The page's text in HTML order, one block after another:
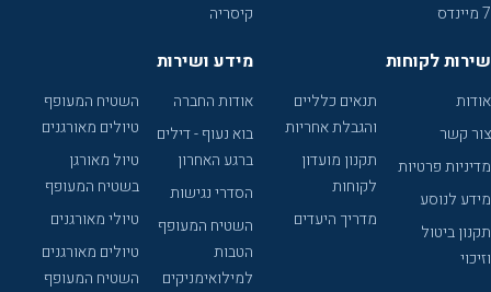
7 מיינדס
קיסריה
שירות לקוחות
אודות
צור קשר
מדיניות פרטיות
מידע לנוסע
תקנון ביטול
וזיכוי
תנאים כלליים
והגבלת אחריות
תקנון מועדון
לקוחות
מדריך היעדים
מידע ושירות
אודות החברה
בוא נעוף - דילים
ברגע האחרון
הסדרי נגישות
השטיח המעופף
הטבות
למילואימניקים
השטיח המעופף
טיולים מאורגנים
טיול מאורגן
בשטיח המעופף
טיולי מאורגנים
טיולים מאורגנים
השטיח המעופף